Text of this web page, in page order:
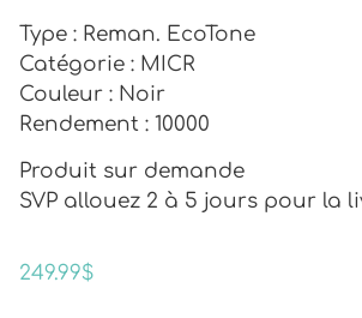
Type : Reman. EcoTone
Catégorie : MICR
Couleur : Noir
Rendement : 10000
Produit sur demande
SVP allouez 2 à 5 jours pour la
249.99$